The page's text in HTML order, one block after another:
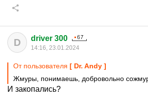
D driver 300
14:16, 23.01.2024
От пользователя [ Dr. Andy ]
Жмуры, понимаешь, добровольно
И закопались?